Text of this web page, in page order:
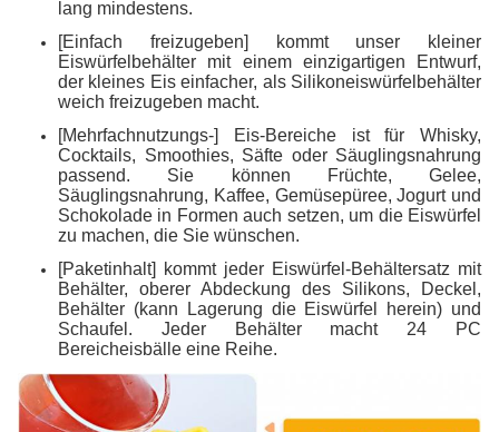
lang mindestens.
[Einfach freizugeben] kommt unser kleiner
Eiswürfelbehälter mit einem einzigartigen Entwurf,
der kleines Eis einfacher, als Silikoneiswürfelbehälter
weich freizugeben macht.
[Mehrfachnutzungs-] Eis-Bereiche ist für Whisky,
Cocktails, Smoothies, Säfte oder Säuglingsnahrung
passend. Sie können Früchte, Gelee,
Säuglingsnahrung, Kaffee, Gemüsepüree, Jogurt und
Schokolade in Formen auch setzen, um die Eiswürfel
zu machen, die Sie wünschen.
[Paketinhalt] kommt jeder Eiswürfel-Behältersatz mit
Behälter, oberer Abdeckung des Silikons, Deckel,
Behälter (kann Lagerung die Eiswürfel herein) und
Schaufel. Jeder Behälter macht 24 PC
Bereicheisbälle eine Reihe.